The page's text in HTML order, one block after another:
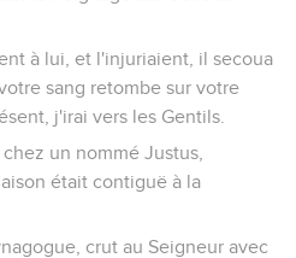
à lui, et l'injuriaient, il secoua
sang retombe sur votre
j'irai vers les Gentils.
un nommé Justus,
était contiguë à la
crut au Seigneur avec